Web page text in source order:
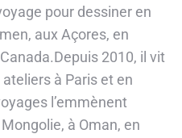
pour dessiner en
aux Açores, en
2010, il vit
à Paris et en
l’emmènent
à Oman, en